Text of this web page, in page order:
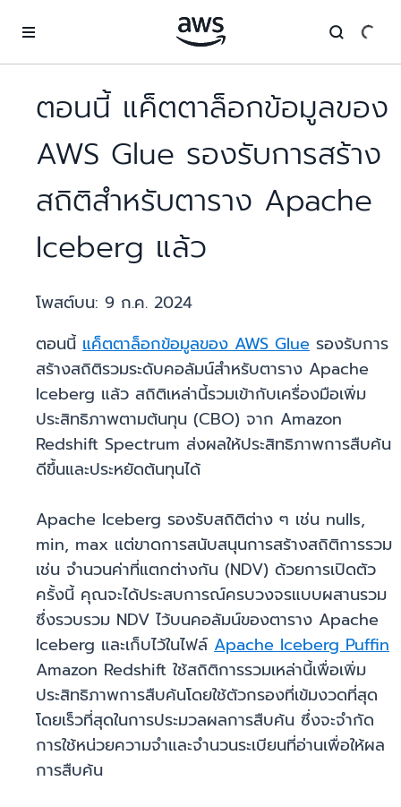
ตอนนี้ แค็ตตาล็อกข้อมูลของ
AWS Glue รองรับการสร้าง
สถิติสำหรับตาราง Apache
Iceberg แล้ว
โพสต์บน: 9 ก.ค. 2024
ตอนนี้ แค็ตตาล็อกข้อมูลของ AWS Glue รองรับการ
สร้างสถิติรวมระดับคอลัมน์สำหรับตาราง Apache
Iceberg แล้ว สถิติเหล่านี้รวมเข้ากับเครื่องมือเพิ่ม
ประสิทธิภาพตามต้นทุน (CBO) จาก Amazon
Redshift Spectrum ส่งผลให้ประสิทธิภาพการสืบค้น
ดีขึ้นและประหยัดต้นทุนได้
Apache Iceberg รองรับสถิติต่าง ๆ เช่น nulls,
min, max แต่ขาดการสนับสนุนการสร้างสถิติการรวม
เช่น จำนวนค่าที่แตกต่างกัน (NDV) ด้วยการเปิดตัว
ครั้งนี้ คุณจะได้ประสบการณ์ครบวงจรแบบผสานรวม
ซึ่งรวบรวม NDV ไว้บนคอลัมน์ของตาราง Apache
Iceberg และเก็บไว้ในไฟล์ Apache Iceberg Puffin
Amazon Redshift ใช้สถิติการรวมเหล่านี้เพื่อเพิ่ม
ประสิทธิภาพการสืบค้นโดยใช้ตัวกรองที่เข้มงวดที่สุด
โดยเร็วที่สุดในการประมวลผลการสืบค้น ซึ่งจะจำกัด
การใช้หน่วยความจำและจำนวนระเบียนที่อ่านเพื่อให้ผล
การสืบค้น